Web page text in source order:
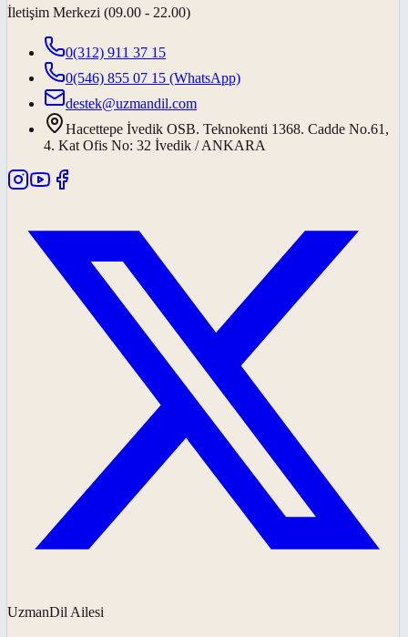
İletişim Merkezi (09.00 - 22.00)
0(312) 911 37 15
0(546) 855 07 15 (WhatsApp)
destek@uzmandil.com
Hacettepe İvedik OSB. Teknokenti 1368. Cadde No.61,
4. Kat Ofis No: 32 İvedik / ANKARA
UzmanDil Ailesi